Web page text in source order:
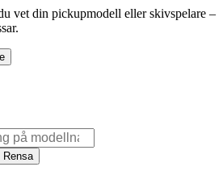
vet din pickupmodell eller skivspelare –
Rensa